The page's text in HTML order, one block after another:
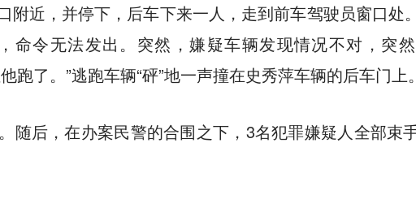
附近，并停下，后车下来一人，走到前车驾驶员窗口处
命令无法发出。突然，嫌疑车辆发现情况不对，突
跑了。”逃跑车辆“砰”地一声撞在史秀萍车辆的后车门上。
随后，在办案民警的合围之下，3名犯罪嫌疑人全部束